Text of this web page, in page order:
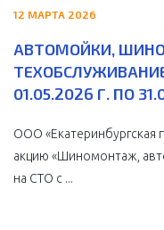
12 МАРТА 2026
АВТОМОЙКИ,
01.05.2026 Г. ПО
ООО «Екатеринбургская
акцию «Шиномонтаж,
на СТО с ...